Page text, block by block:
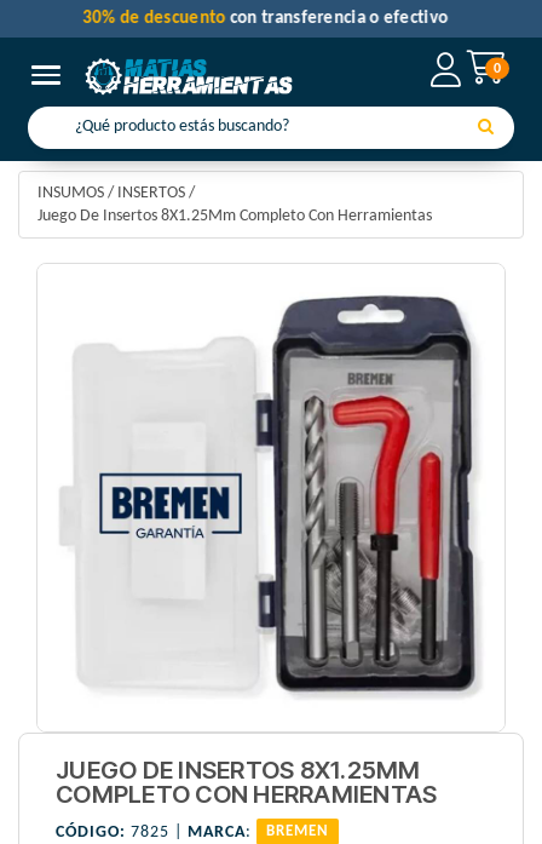
0
Toggle navigation
30% de descuentocon transferencia o efectivo
INSUMOS / INSERTOS /
Juego De Insertos 8X1.25Mm Completo Con Herramientas
JUEGO DE INSERTOS 8X1.25MM
COMPLETO CON HERRAMIENTAS
CÓDIGO: 7825 | MARCA: BREMEN